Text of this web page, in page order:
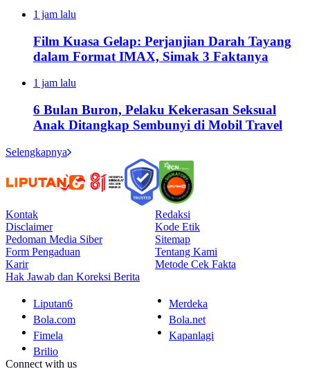
1 jam lalu
Film Kuasa Gelap: Perjanjian Darah Tayang
dalam Format IMAX, Simak 3 Faktanya
1 jam lalu
6 Bulan Buron, Pelaku Kekerasan Seksual
Anak Ditangkap Sembunyi di Mobil Travel
Selengkapnya
Kontak
Redaksi
Disclaimer
Kode Etik
Pedoman Media Siber
Sitemap
Form Pengaduan
Tentang Kami
Karir
Metode Cek Fakta
Hak Jawab dan Koreksi Berita
Liputan6
Merdeka
Bola.com
Bola.net
Fimela
Kapanlagi
Brilio
Connect with us